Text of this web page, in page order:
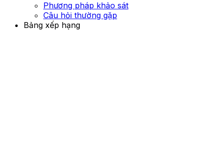
Phương pháp khảo sát
Câu hỏi thường gặp
Bảng xếp hạng